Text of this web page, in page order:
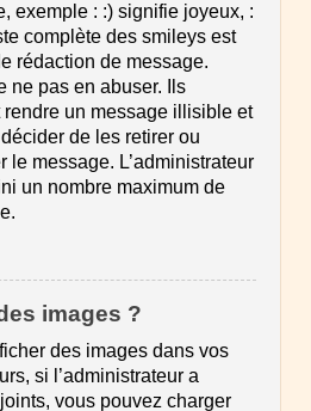
exemple : :) signifie joyeux, :
complète des smileys est
rédaction de message.
ne pas en abuser. Ils
un message illisible et
de les retirer ou
le message. L’administrateur
un nombre maximum de
images ?
des images dans vos
si l’administrateur a
vous pouvez charger